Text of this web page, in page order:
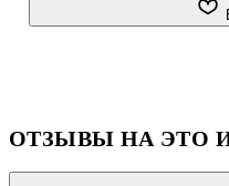
ОТЗЫВЫ НА ЭТО